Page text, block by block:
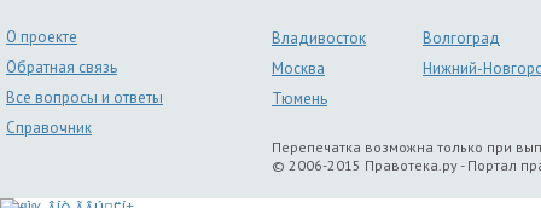
О проекте
Обратная связь
Все вопросы и ответы
Справочник
Владивосток
Волгоград
Москва
Нижний-
Тюмень
Перепечатка возможна только при
© 2006-2015 Правотека.ру - Портал